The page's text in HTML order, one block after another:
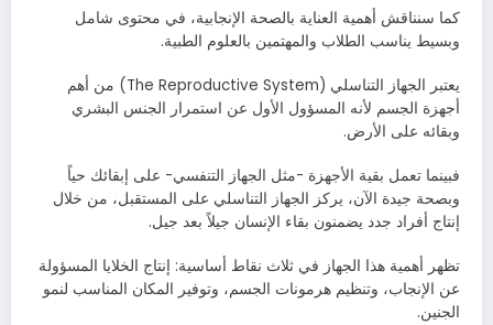
كما سنناقش أهمية العناية بالصحة الإنجابية، في محتوى شامل
وبسيط يناسب الطلاب والمهتمين بالعلوم الطبية.
يعتبر الجهاز التناسلي (The Reproductive System) من أهم
أجهزة الجسم لأنه المسؤول الأول عن استمرار الجنس البشري
وبقائه على الأرض.
فبينما تعمل بقية الأجهزة -مثل الجهاز التنفسي- على إبقائك حياً
وبصحة جيدة الآن، يركز الجهاز التناسلي على المستقبل، من خلال
إنتاج أفراد جدد يضمنون بقاء الإنسان جيلاً بعد جيل.
تظهر أهمية هذا الجهاز في ثلاث نقاط أساسية: إنتاج الخلايا المسؤولة
عن الإنجاب، وتنظيم هرمونات الجسم، وتوفير المكان المناسب لنمو
الجنين.